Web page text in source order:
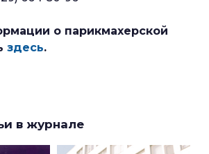
о парикмахерской
здесь.
в журнале